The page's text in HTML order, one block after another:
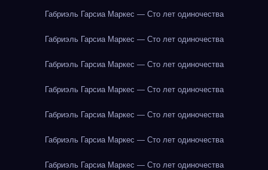
Габриэль Гарсиа Маркес — Сто лет одиночества
Габриэль Гарсиа Маркес — Сто лет одиночества
Габриэль Гарсиа Маркес — Сто лет одиночества
Габриэль Гарсиа Маркес — Сто лет одиночества
Габриэль Гарсиа Маркес — Сто лет одиночества
Габриэль Гарсиа Маркес — Сто лет одиночества
Габриэль Гарсиа Маркес — Сто лет одиночества